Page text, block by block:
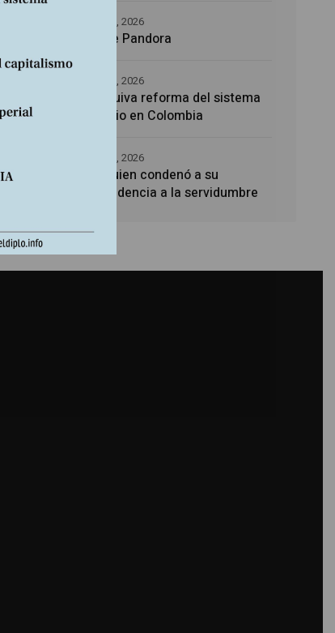
Caja de Pandora
4 agosto, 2026
La esquiva reforma del sistema
sanitario en Colombia
4 agosto, 2026
Noé, quien condenó a su
descendencia a la servidumbre
4 agosto, 2026